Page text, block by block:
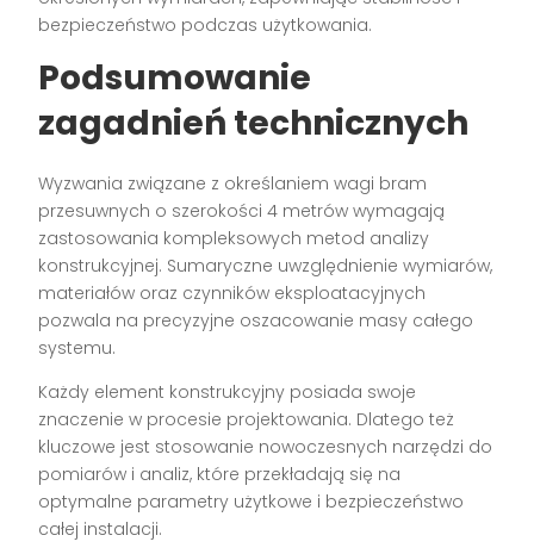
bezpieczeństwo podczas użytkowania.
Podsumowanie
zagadnień technicznych
Wyzwania związane z określaniem wagi bram
przesuwnych o szerokości 4 metrów wymagają
zastosowania kompleksowych metod analizy
konstrukcyjnej. Sumaryczne uwzględnienie wymiarów,
materiałów oraz czynników eksploatacyjnych
pozwala na precyzyjne oszacowanie masy całego
systemu.
Każdy element konstrukcyjny posiada swoje
znaczenie w procesie projektowania. Dlatego też
kluczowe jest stosowanie nowoczesnych narzędzi do
pomiarów i analiz, które przekładają się na
optymalne parametry użytkowe i bezpieczeństwo
całej instalacji.